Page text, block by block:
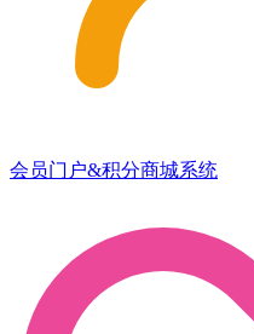
会员门户&积分商城系统